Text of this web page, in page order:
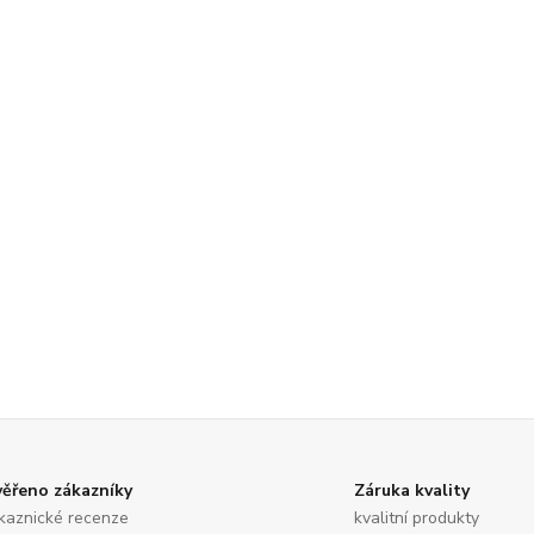
zákazníky
recenze
Záruka kvality
kvalitní produkty